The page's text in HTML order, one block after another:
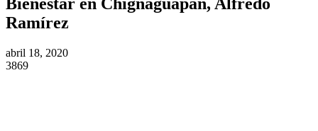
Ramírez
abril 18, 2020
3869